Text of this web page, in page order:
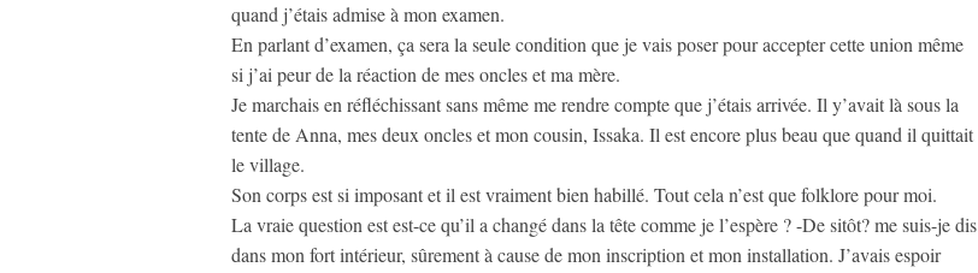
quand j’étais admise à mon examen.
En parlant d’examen, ça sera la seule condition que je vais poser pour accepter cette union même
si j’ai peur de la réaction de mes oncles et ma mère.
Je marchais en réfléchissant sans même me rendre compte que j’étais arrivée. Il y’avait là sous la
tente de Anna, mes deux oncles et mon cousin, Issaka. Il est encore plus beau que quand il quittait
le village.
Son corps est si imposant et il est vraiment bien habillé. Tout cela n’est que folklore pour moi.
La vraie question est est-ce qu’il a changé dans la tête comme je l’espère ? -De sitôt? me suis-je dis
dans mon fort intérieur, sûrement à cause de mon inscription et mon installation. J’avais espoir